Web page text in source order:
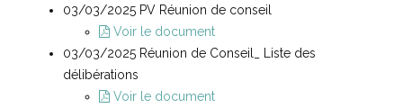
03/03/2025 PV Réunion de conseil
Voir le document
03/03/2025 Réunion de Conseil_ Liste des
délibérations
Voir le document